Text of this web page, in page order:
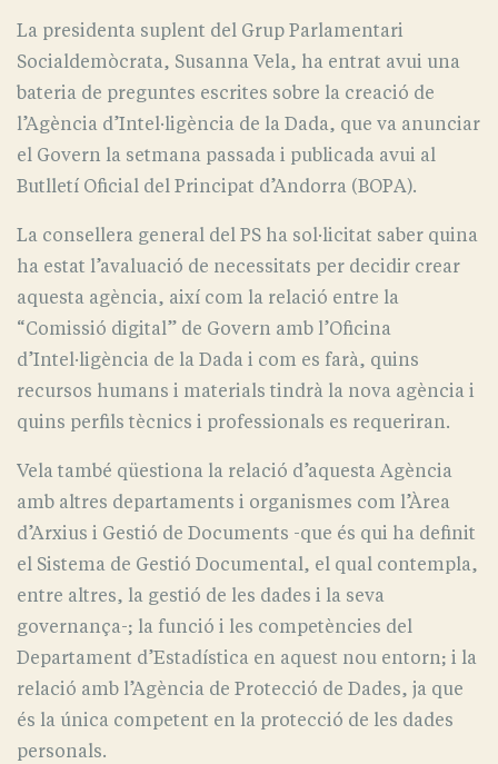
La presidenta suplent del Grup Parlamentari
Socialdemòcrata, Susanna Vela, ha entrat avui una
bateria de preguntes escrites sobre la creació de
l’Agència d’Intel·ligència de la Dada, que va anunciar
el Govern la setmana passada i publicada avui al
Butlletí Oficial del Principat d’Andorra (BOPA).
La consellera general del PS ha sol·licitat saber quina
ha estat l’avaluació de necessitats per decidir crear
aquesta agència, així com la relació entre la
“Comissió digital” de Govern amb l’Oficina
d’Intel·ligència de la Dada i com es farà, quins
recursos humans i materials tindrà la nova agència i
quins perfils tècnics i professionals es requeriran.
Vela també qüestiona la relació d’aquesta Agència
amb altres departaments i organismes com l’Àrea
d’Arxius i Gestió de Documents -que és qui ha definit
el Sistema de Gestió Documental, el qual contempla,
entre altres, la gestió de les dades i la seva
governança-; la funció i les competències del
Departament d’Estadística en aquest nou entorn; i la
relació amb l’Agència de Protecció de Dades, ja que
és la única competent en la protecció de les dades
personals.